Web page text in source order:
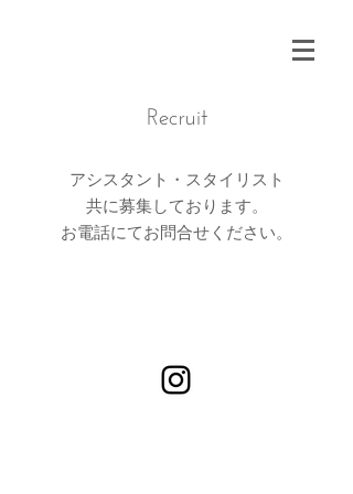
Recruit
​アシスタント ・ スタイリスト
共に募集しております。
お電話にてお問合せください。